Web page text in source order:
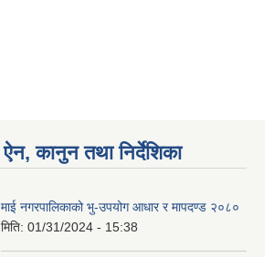
ऐन, कानुन तथा निर्देशिका
माई नगरपालिकाको भु-उपयोग आधार र मापदण्ड २०८०
मिति: 01/31/2024 - 15:38